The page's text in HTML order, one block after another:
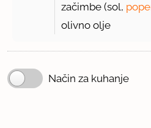
začimbe (sol,
olivno olje
Način za kuhanje